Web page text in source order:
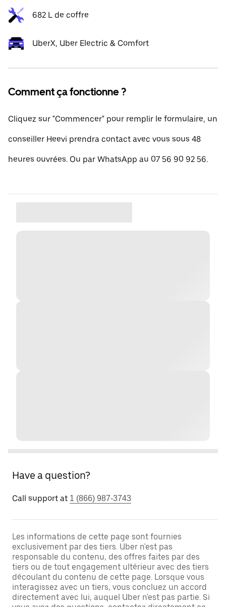
682 L de coffre
UberX, Uber Electric & Comfort
Comment ça fonctionne ?
Cliquez sur "Commencer" pour remplir le formulaire, un
conseiller Heevi prendra contact avec vous sous 48
heures ouvrées. Ou par WhatsApp au 07 56 90 92 56.
Have a question?
Call support at 1 (866) 987-3743
Les informations de cette page sont fournies
exclusivement par des tiers. Uber n'est pas
responsable du contenu, des offres faites par des
tiers ou de tout engagement ultérieur avec des tiers
découlant du contenu de cette page. Lorsque vous
interagissez avec un tiers, vous concluez un accord
directement avec lui, auquel Uber n'est pas partie. Si